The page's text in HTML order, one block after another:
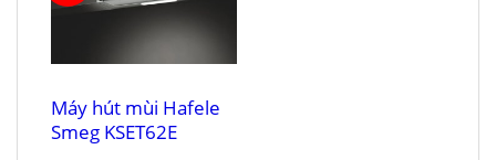
Máy hút mùi Hafele
Smeg KSET62E